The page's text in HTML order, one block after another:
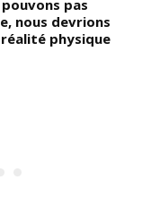
pas
nous devrions
physique